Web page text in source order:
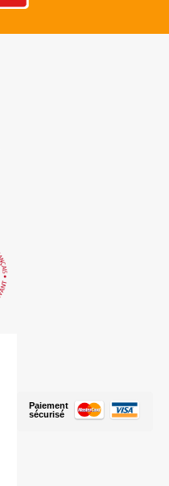
Paiement
sécurisé